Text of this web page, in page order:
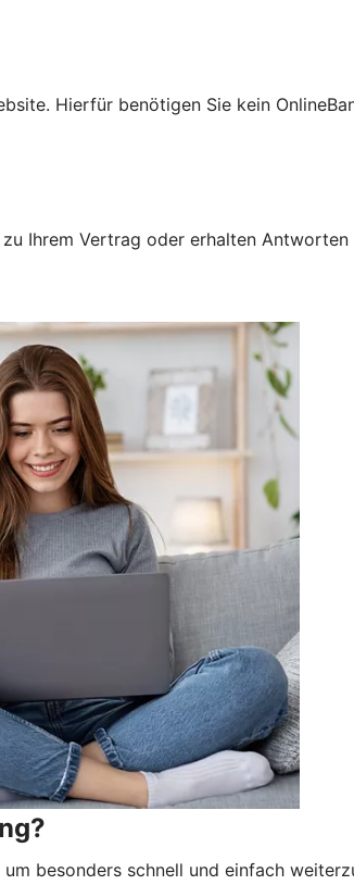
Hierfür benötigen Sie kein
Ihrem Vertrag oder erhalten
besonders schnell und einfach